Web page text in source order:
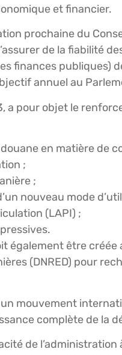
et financier.
prochaine du
de la fiabilité
finances publiques)
annuel au
a pour objet le
en matière de
;
;
nouveau mode
(LAPI) ;
également être créée
(DNRED) pour
mouvement
complète de la
de